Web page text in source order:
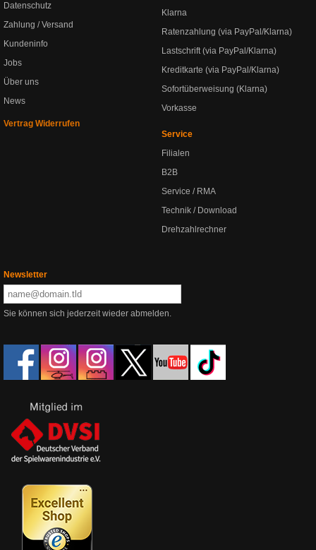
Datenschutz
Zahlung / Versand
Kundeninfo
Jobs
Über uns
News
Vertrag Widerrufen
Klarna
Ratenzahlung (via PayPal/Klarna)
Lastschrift (via PayPal/Klarna)
Kreditkarte (via PayPal/Klarna)
Sofortüberweisung (Klarna)
Vorkasse
Service
Filialen
B2B
Service / RMA
Technik / Download
Drehzahlrechner
Newsletter
Sie können sich jederzeit wieder abmelden.